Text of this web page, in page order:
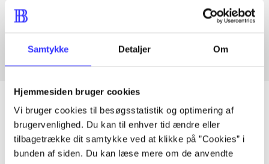
Samtykke Detaljer Om
Hjemmesiden bruger cookies
Vi bruger cookies til besøgsstatistik og optimering af
brugervenlighed. Du kan til enhver tid ændre eller
tilbagetrække dit samtykke ved at klikke på ”Cookies” i
bunden af siden. Du kan læse mere om de anvendte
Fra
Artikler
Alle registrerede artikler fordelt på udgivelser